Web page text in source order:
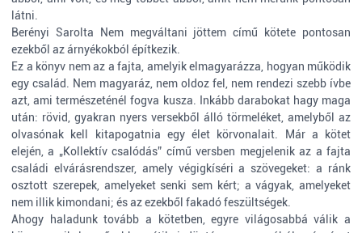
látni.
Berényi Sarolta Nem megváltani jöttem című kötete pontosan
ezekből az árnyékokból építkezik.
Ez a könyv nem az a fajta, amelyik elmagyarázza, hogyan működik
egy család. Nem magyaráz, nem oldoz fel, nem rendezi szebb ívbe
azt, ami természeténél fogva kusza. Inkább darabokat hagy maga
után: rövid, gyakran nyers versekből álló törmeléket, amelyből az
olvasónak kell kitapogatnia egy élet körvonalait. Már a kötet
elején, a „Kollektív csalódás” című versben megjelenik az a fajta
családi elvárásrendszer, amely végigkíséri a szövegeket: a ránk
osztott szerepek, amelyeket senki sem kért; a vágyak, amelyeket
nem illik kimondani; és az ezekből fakadó feszültségek.
Ahogy haladunk tovább a kötetben, egyre világosabbá válik a